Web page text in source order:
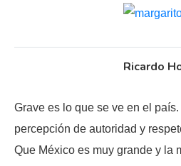
Ricardo
Grave es lo que se ve en el
percepción de autoridad y
Que México es muy grande y la